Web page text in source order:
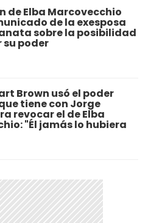
de Elba Marcovecchio
de la exesposa
sobre la posibilidad
su poder
Brown usó el poder
tiene con Jorge
revocar el de Elba
"Él jamás lo hubiera